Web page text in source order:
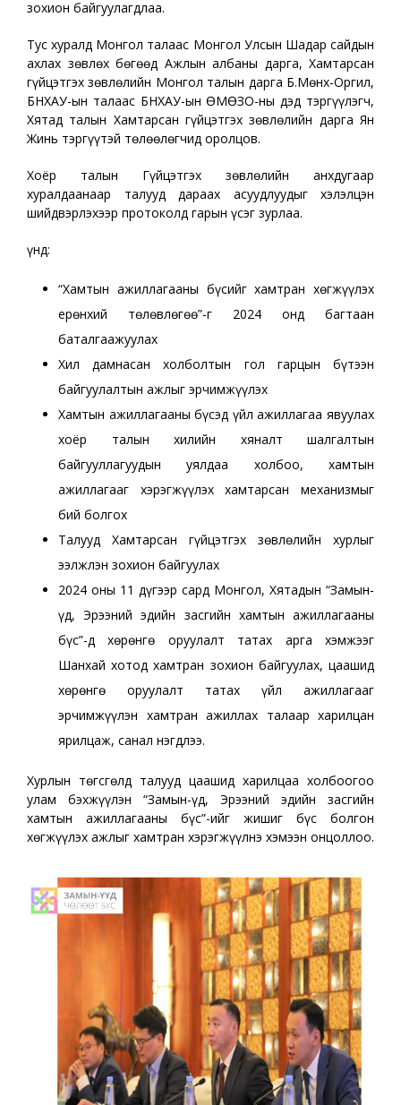
зохион байгуулагдлаа.
Тус хуралд Монгол талаас Монгол Улсын Шадар сайдын
ахлах зөвлөх бөгөөд Ажлын албаны дарга, Хамтарсан
гүйцэтгэх зөвлөлийн Монгол талын дарга Б.Мөнх-Оргил,
БНХАУ-ын талаас БНХАУ-ын ӨМӨЗО-ны дэд тэргүүлэгч,
Хятад талын Хамтарсан гүйцэтгэх зөвлөлийн дарга Ян
Жинь тэргүүтэй төлөөлөгчид оролцов.
Хоёр талын Гүйцэтгэх зөвлөлийн анхдугаар
хуралдаанаар талууд дараах асуудлуудыг хэлэлцэн
шийдвэрлэхээр протоколд гарын үсэг зурлаа.
Үүнд:
“Хамтын ажиллагааны бүсийг хамтран хөгжүүлэх
ерөнхий төлөвлөгөө”-г 2024 онд багтаан
баталгаажуулах
Хил дамнасан холболтын гол гарцын бүтээн
байгуулалтын ажлыг эрчимжүүлэх
Хамтын ажиллагааны бүсэд үйл ажиллагаа явуулах
хоёр талын хилийн хяналт шалгалтын
байгууллагуудын уялдаа холбоо, хамтын
ажиллагааг хэрэгжүүлэх хамтарсан механизмыг
бий болгох
Талууд Хамтарсан гүйцэтгэх зөвлөлийн хурлыг
ээлжлэн зохион байгуулах
2024 оны 11 дүгээр сард Монгол, Хятадын “Замын-
Үүд, Эрээний эдийн засгийн хамтын ажиллагааны
бүс”-д хөрөнгө оруулалт татах арга хэмжээг
Шанхай хотод хамтран зохион байгуулах, цаашид
хөрөнгө оруулалт татах үйл ажиллагааг
эрчимжүүлэн хамтран ажиллах талаар харилцан
ярилцаж, санал нэгдлээ.
Хурлын төгсгөлд талууд цаашид харилцаа холбоогоо
улам бэхжүүлэн “Замын-Үүд, Эрээний эдийн засгийн
хамтын ажиллагааны бүс”-ийг жишиг бүс болгон
хөгжүүлэх ажлыг хамтран хэрэгжүүлнэ хэмээн онцоллоо.